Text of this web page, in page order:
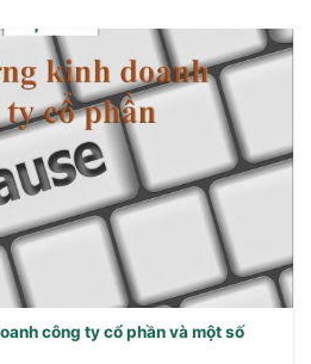
công ty cổ phần và một số